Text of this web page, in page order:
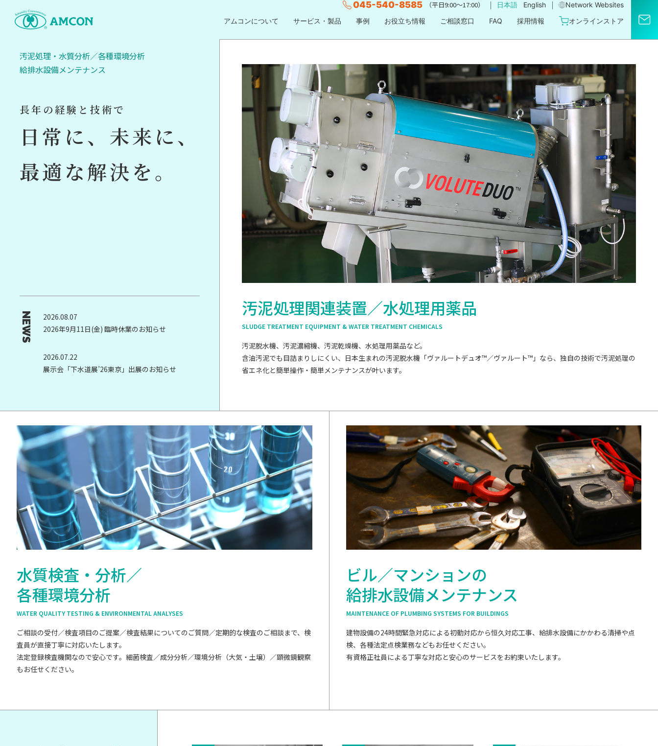
045-540-8585 （平日9:00〜17:00） ｜ 日本語 English ｜
Network Websites​
アムコンについて
サービス・製品 事例 お役立ち情報 ご相談窓口 FAQ 採用情報 オンラインストア
汚泥処理・水質分析／各種環境分析
給排水設備メンテナンス
長年の経験と技術で
日常に、未来に、
最適な解決を。
NEWS
2026.08.07
2026年9月11日(金) 臨時休業のお知らせ
2026.07.22
展示会「下水道展’26東京」出展のお知らせ
汚泥処理関連装置／水処理用薬品
SLUDGE TREATMENT EQUIPMENT & WATER TREATMENT CHEMICALS
汚泥脱水機、汚泥濃縮機、汚泥乾燥機、水処理用薬品など。
含油汚泥でも目詰まりしにくい、日本生まれの汚泥脱水機「ヴァルートデュオ™／ヴァルート™」なら、独自の技術で汚泥処理の
省エネ化と簡単操作・簡単メンテナンスが叶います。
水質検査・分析／
各種環境分析
WATER QUALITY TESTING & ENVIRONMENTAL ANALYSES
ご相談の受付／検査項目のご提案／検査結果についてのご質問／定期的な検査のご相談まで、検
査員が直接丁寧に対応いたします。
法定登録検査機関なので安心です。細菌検査／成分分析／環境分析（大気・土壌）／顕微鏡観察
もお任せください。
ビル／マンションの
給排水設備メンテナンス
MAINTENANCE OF PLUMBING SYSTEMS FOR BUILDINGS
建物設備の24時間緊急対応による初動対応から恒久対応工事、給排水設備にかかわる清掃や点
検、各種法定点検業務などもお任せください。
有資格正社員による丁寧な対応と安心のサービスをお約束いたします。